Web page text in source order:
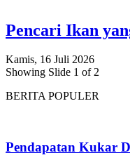
Pencari Ikan
Kamis, 16 Juli 2026
Showing Slide 1 of 2
BERITA POPULER
Pendapatan Kukar